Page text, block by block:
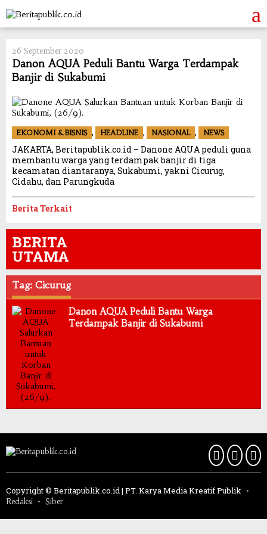
to
content
26 September 2020
Danon AQUA Peduli Bantu Warga Terdampak
Banjir di Sukabumi
EKONOMI & BISNIS , HEADLINE , NASIONAL , NEWS
JAKARTA, Beritapublik.co.id – Danone AQUA peduli guna
membantu warga yang terdampak banjir di tiga
kecamatan diantaranya, Sukabumi, yakni Cicurug,
Cidahu, dan Parungkuda
Berita Terkait
BERITA
UTAMA
Tag: Cicurug
Danon AQUA Peduli Bantu Warga
Terdampak Banjir di Sukabumi
Copyright © Beritapublik.co.id | PT. Karya Media Kreatif Publik
Redaksi Siber